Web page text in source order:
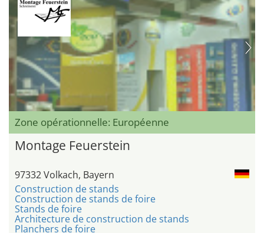
Zone opérationnelle: Européenne
Montage Feuerstein
97332 Volkach, Bayern
Construction de stands
Construction de stands de foire
Stands de foire
Architecture de construction de stands
Planchers de foire